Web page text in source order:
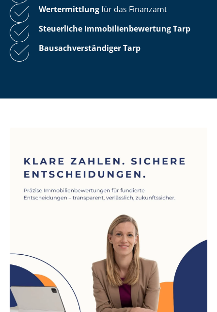
Wertermittlungfür das Finanzamt
Steuerliche Im­mo­bi­li­en­be­wer­tungTarp
Bau­sach­ver­stän­di­ger Tarp